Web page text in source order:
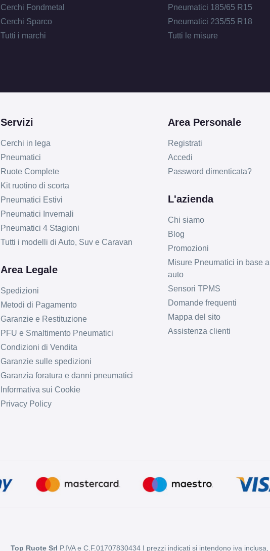
Cerchi Fondmetal
Cerchi Sparco
Tutti i marchi
Pneumatici 185/65 R15
Pneumatici 235/55 R18
Tutti le misure
Servizi
Cerchi in lega
Pneumatici
Ruote Complete
Kit ruotino di scorta
Pneumatici Estivi
Pneumatici Invernali
Pneumatici 4 Stagioni
Tutti i modelli di Auto, Suv e Caravan
Area Legale
Spedizioni
Metodi di Pagamento
Garanzie e Restituzione
PFU e Smaltimento Pneumatici
Condizioni di Vendita
Garanzie sulle spedizioni
Garanzia foratura e danni pneumatici
Informativa sui Cookie
Privacy Policy
Area Personale
Registrati
Accedi
Password dimenticata?
L'azienda
Chi siamo
Blog
Promozioni
Misure Pneumatici in base
auto
Sensori TPMS
Domande frequenti
Mappa del sito
Assistenza clienti
Top Ruote Srl P.IVA e C.F.01707830434 I prezzi indicati si intendono iva inclusa,